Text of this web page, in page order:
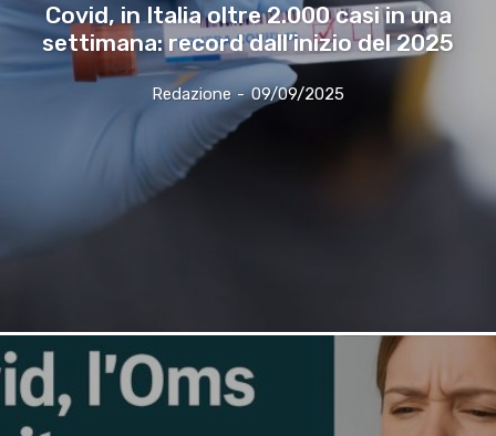
Covid, in Italia oltre 2.000 casi in una
settimana: record dall’inizio del 2025
Redazione - 09/09/2025